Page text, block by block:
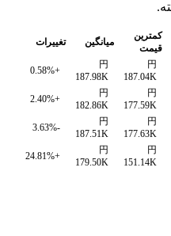
کمترین
قیمت
میانگین تغییرات
円
187.04K
円
187.98K
+0.58%
円
177.59K
円
182.86K
+2.40%
円
177.63K
円
187.51K
-3.63%
円
151.14K
円
179.50K
+24.81%